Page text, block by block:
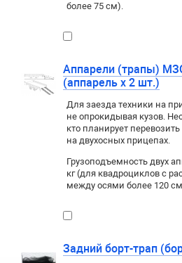
более 75 см).
Аппарели (трапы)
(аппарель х 2 шт.)
Для заезда техники на
не опрокидывая кузов.
кто планирует
на двухосных прицепах.
Грузоподъемность двух
кг (для квадроциклов с
между осями более 120
Задний борт-трап